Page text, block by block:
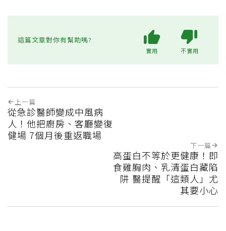
這篇文章對你有幫助嗎?
實用 不實用
上一篇
從急診醫師變成中風病
人！他把廚房、客廳變復
健場 7個月後重返職場
下一篇
高蛋白不等於更健康！即
食雞胸肉、乳清蛋白藏陷
阱 醫提醒「這類人」尤
其要小心